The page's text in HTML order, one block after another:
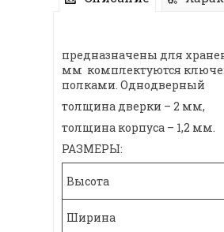
предназначены для
мм комплектуются
полками. Однодверный
толщина дверки – 2 мм,
толщина корпуса – 1,2 мм.
РАЗМЕРЫ:
Высота
Ширина